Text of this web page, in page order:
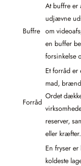
Buffre
At buffre er
udjævne
om
en buffer
forsinkelse
Forråd
Et forråd
mad,
Ordet
reserver,
eller kræfter.
En fryser
koldeste